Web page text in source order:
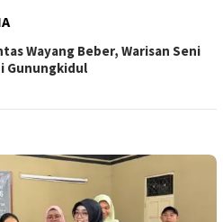
Wayang Beber, Warisan Seni
Gunungkidul